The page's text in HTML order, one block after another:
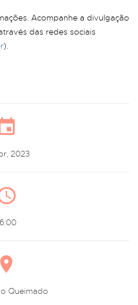
Acompanhe a divulgação
das redes sociais
).
2023
Queimado